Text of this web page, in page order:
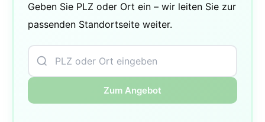
Geben Sie PLZ oder Ort ein – wir leiten Sie zur
passenden Standortseite weiter.
Zum Angebot